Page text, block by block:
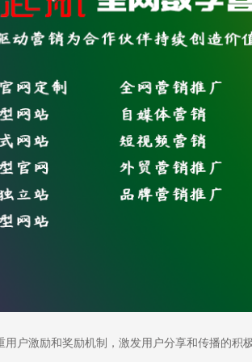
户激励和奖励机制，激发用户分享和传播的积